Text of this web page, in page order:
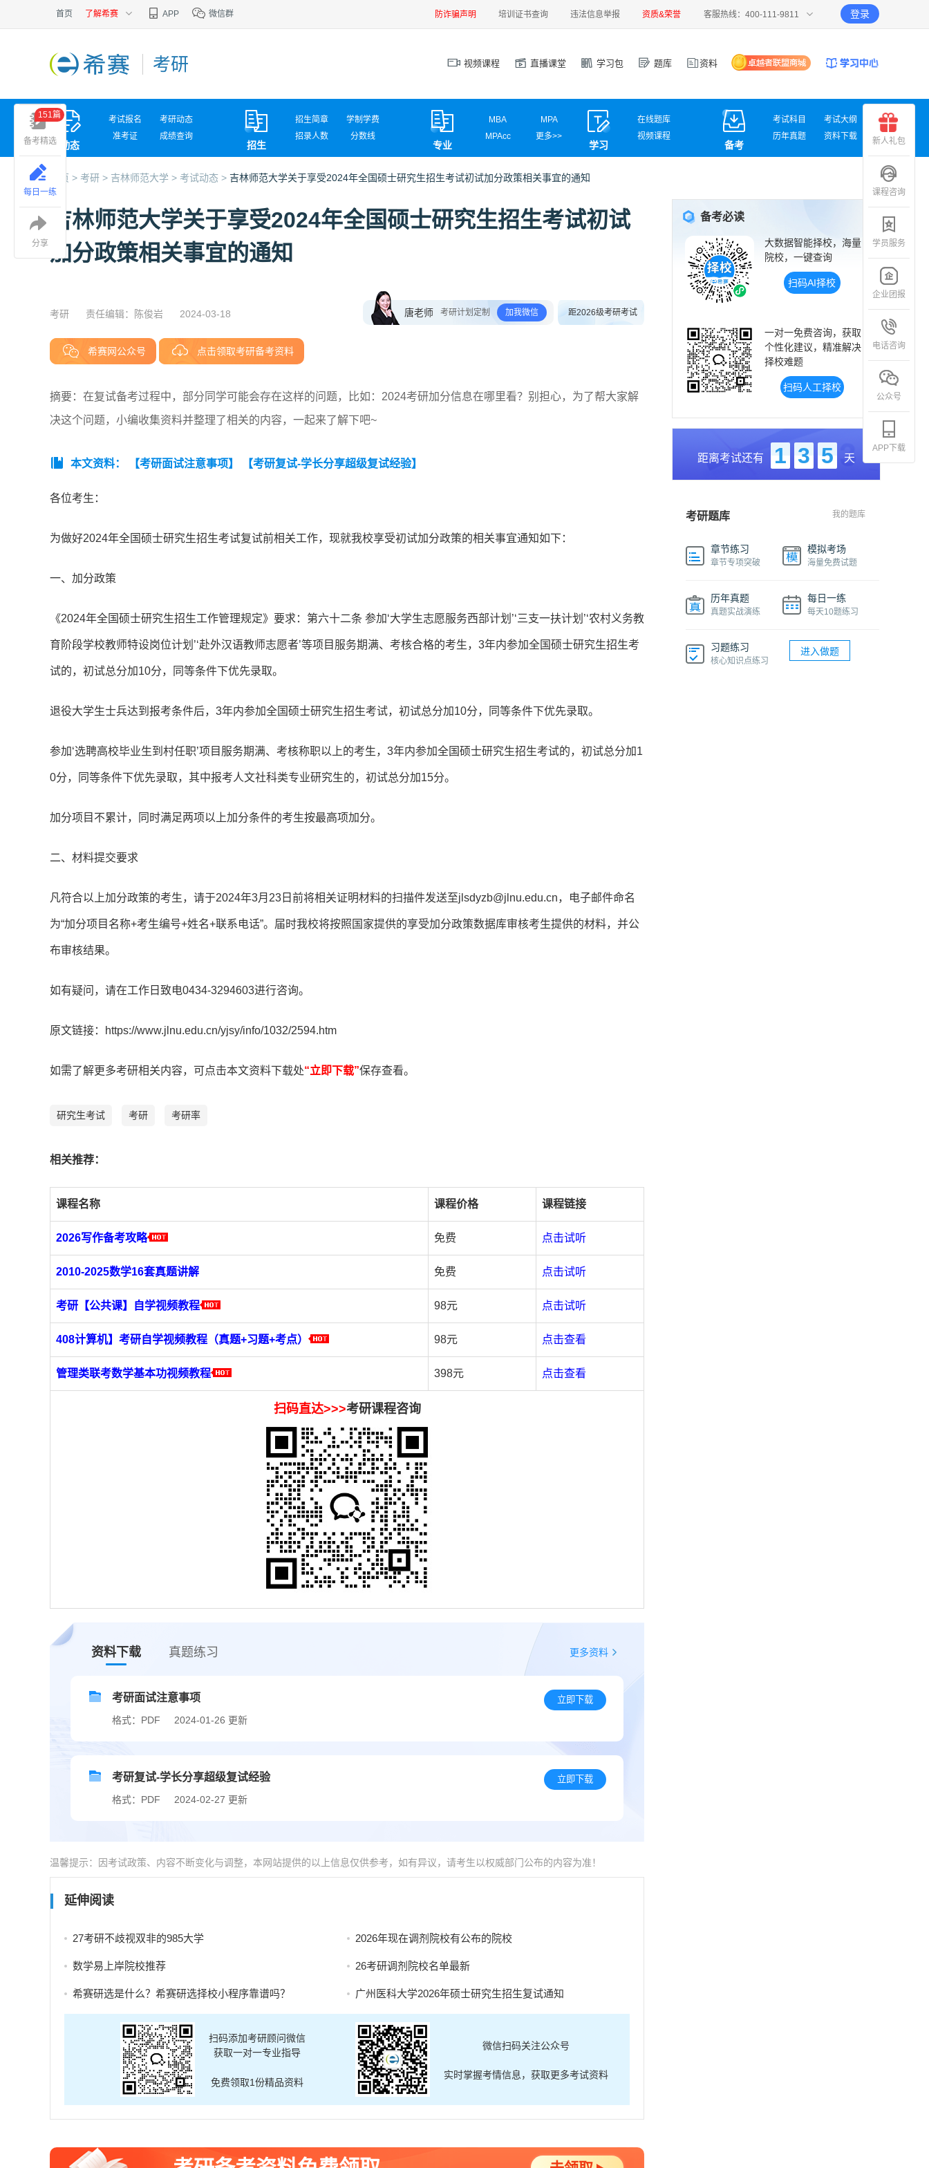
首页 了解希赛 APP 微信群 防诈骗声明 培训证书查询 违法信息举报 资质&荣誉 客服热线：400-111-9811 登录
考研 视频课程 直播课堂 学习包 题库 资料
动态
考试报名
考研动态
准考证
成绩查询
招生
招生简章
学制学费
招录人数
分数线
专业
MBA
MPA
MPAcc
更多>>
新闻传播
国际商务
学习
在线题库
视频课程
备考
考试科目
考试大纲
历年真题
资料下载
首页 > 考研 > 吉林师范大学 > 考试动态 > 吉林师范大学关于享受2024年全国硕士研究生招生考试初试加分政策相关事宜的通知
吉林师范大学关于享受2024年全国硕士研究生招生考试初试
加分政策相关事宜的通知
考研 责任编辑：陈俊岩 2024-03-18 唐老师 考研计划定制 加我微信 距2026级考研考试
希赛网公众号 点击领取考研备考资料
摘要：在复试备考过程中，部分同学可能会存在这样的问题，比如：2024考研加分信息在哪里看？别担心，为了帮大家解
决这个问题，小编收集资料并整理了相关的内容，一起来了解下吧~
本文资料： 【考研面试注意事项】 【考研复试-学长分享超级复试经验】
各位考生：
为做好2024年全国硕士研究生招生考试复试前相关工作，现就我校享受初试加分政策的相关事宜通知如下：
一、加分政策
《2024年全国硕士研究生招生工作管理规定》要求：第六十二条 参加‘大学生志愿服务西部计划’‘三支一扶计划’‘农村义务教
育阶段学校教师特设岗位计划’‘赴外汉语教师志愿者’等项目服务期满、考核合格的考生，3年内参加全国硕士研究生招生考
试的，初试总分加10分，同等条件下优先录取。
退役大学生士兵达到报考条件后，3年内参加全国硕士研究生招生考试，初试总分加10分，同等条件下优先录取。
参加‘选聘高校毕业生到村任职’项目服务期满、考核称职以上的考生，3年内参加全国硕士研究生招生考试的，初试总分加1
0分，同等条件下优先录取，其中报考人文社科类专业研究生的，初试总分加15分。
加分项目不累计，同时满足两项以上加分条件的考生按最高项加分。
二、材料提交要求
凡符合以上加分政策的考生，请于2024年3月23日前将相关证明材料的扫描件发送至jlsdyzb@jlnu.edu.cn，电子邮件命名
为“加分项目名称+考生编号+姓名+联系电话”。届时我校将按照国家提供的享受加分政策数据库审核考生提供的材料，并公
布审核结果。
如有疑问，请在工作日致电0434-3294603进行咨询。
原文链接：https://www.jlnu.edu.cn/yjsy/info/1032/2594.htm
如需了解更多考研相关内容，可点击本文资料下载处“立即下载”保存查看。
研究生考试 考研 考研率
相关推荐：
课程名称 课程价格 课程链接
2026写作备考攻略 免费 点击试听
2010-2025数学16套真题讲解 免费 点击试听
考研【公共课】自学视频教程 98元 点击试听
408计算机】考研自学视频教程（真题+习题+考点） 98元 点击查看
管理类联考数学基本功视频教程 398元 点击查看
扫码直达>>>考研课程咨询
资料下载 真题练习 更多资料
考研面试注意事项
格式：PDF 2024-01-26 更新
立即下载
考研复试-学长分享超级复试经验
格式：PDF 2024-02-27 更新
立即下载
温馨提示：因考试政策、内容不断变化与调整，本网站提供的以上信息仅供参考，如有异议，请考生以权威部门公布的内容为准！
延伸阅读
27考研不歧视双非的985大学 2026年现在调剂院校有公布的院校
数学易上岸院校推荐 26考研调剂院校名单最新
希赛研选是什么？希赛研选择校小程序靠谱吗？ 广州医科大学2026年硕士研究生招生复试通知
扫码添加考研顾问微信
获取一对一专业指导
免费领取1份精品资料
微信扫码关注公众号
实时掌握考情信息，获取更多考试资料
备考必读
大数据智能择校，海量
院校，一键查询
扫码AI择校
一对一免费咨询，获取
个性化建议，精准解决
择校难题
扫码人工择校
距离考试还有 1 3 5 天
考研题库 我的题库
章节练习
章节专项突破
模拟考场
海量免费试题
历年真题
真题实战演练
每日一练
每天10题练习
习题练习
核心知识点练习
进入做题
备考精选
151篇
每日一练
分享
新人礼包
课程咨询
学员服务
企业团报
电话咨询
公众号
APP下载